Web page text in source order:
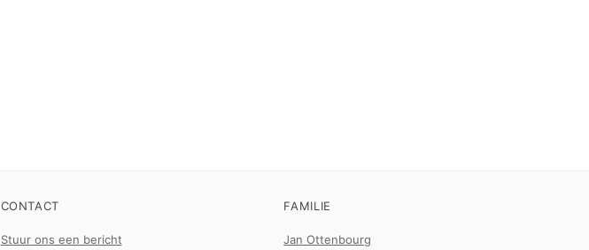
CONTACT
Stuur ons een bericht
FAMILIE
Jan Ottenbourg